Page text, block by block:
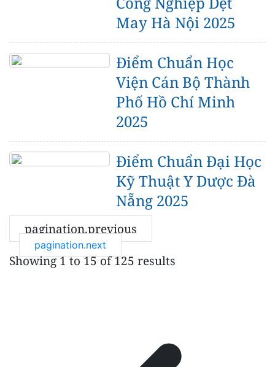
May Hà Nội 2025
Điểm Chuẩn Học
Viện Cán Bộ Thành
Phố Hồ Chí Minh
2025
Điểm Chuẩn Đại Học
Kỹ Thuật Y Dược Đà
Nẵng 2025
pagination.previous
pagination.next
Showing1to15of125 results